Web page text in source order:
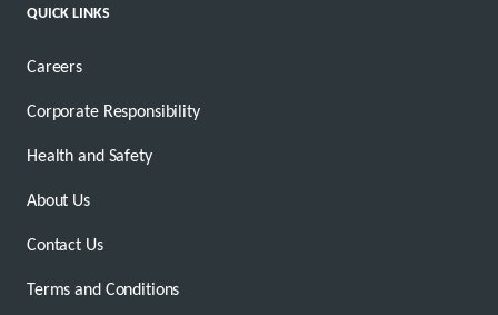
QUICK LINKS
Careers
Corporate Responsibility
Health and Safety
About Us
Contact Us
Terms and Conditions